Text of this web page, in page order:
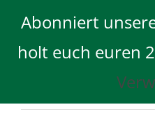
Abonniert
holt euch euren
content